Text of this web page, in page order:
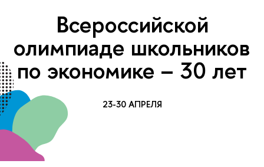
Всероссийской
олимпиаде школьников
по экономике – 30 лет
23-30 АПРЕЛЯ